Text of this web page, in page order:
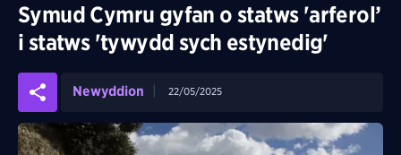
Symud Cymru gyfan o statws 'arferol’
i statws 'tywydd sych estynedig'
Newyddion 22/05/2025